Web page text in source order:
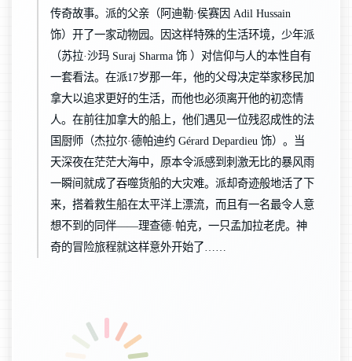
传奇故事。派的父亲（阿迪勒·侯赛因 Adil Hussain
饰）开了一家动物园。因这样特殊的生活环境，少年派
（苏拉·沙玛 Suraj Sharma 饰 ）对信仰与人的本性自有
一套看法。在派17岁那一年，他的父母决定举家移民加
拿大以追求更好的生活，而他也必须离开他的初恋情
人。在前往加拿大的船上，他们遇见一位残忍成性的法
国厨师（杰拉尔·德帕迪约 Gérard Depardieu 饰）。当
天深夜在茫茫大海中，原本令派感到刺激无比的暴风雨
一瞬间就成了吞噬货船的大灾难。派却奇迹般地活了下
来，搭着救生船在太平洋上漂流，而且有一名最令人意
想不到的同伴——理查德·帕克，一只孟加拉老虎。神
奇的冒险旅程就这样意外开始了……